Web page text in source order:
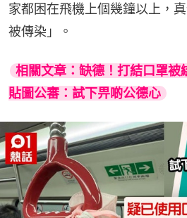
家都困在飛機上個幾鐘以上，
被傳染」。
相關文章：缺德！打結口罩被
貼圖公審：試下畀啲公德心